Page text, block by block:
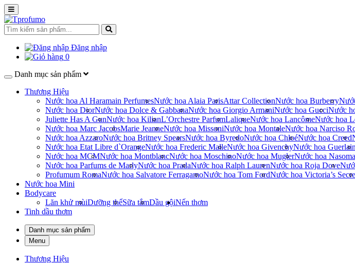
Đăng nhập
0
Danh mục sản phẩm
Thương Hiệu
Nước hoa Al Haramain PerfumesNước hoa Alaia ParisAttar CollectionNước hoa Burberry
Nước hoa DiorNước hoa Dolce & GabbanaNước hoa Giorgio ArmaniNước hoa GucciNước
Juliette Has A GunNước hoa KilianL’Orchestre ParfumLaliqueNước hoa LancômeNước hoa
Nước hoa Marc JacobsMarie JeanneNước hoa MissoniNước hoa MontaleNước hoa Narciso
Nước hoa AzzaroNước hoa Britney SpearsNước hoa ByredoNước hoa ChloéNước hoa Creed
Nước hoa Etat Libre d`OrangeNước hoa Frederic MalleNước hoa GivenchyNước hoa Guerlain
Nước hoa MCMNước hoa MontblancNước hoa MoschinoNước hoa MuglerNước hoa
Nước hoa Parfums de MarlyNước hoa PradaNước hoa Ralph LaurenNước hoa Roja Dove
Profumum RomaNước hoa Salvatore FerragamoNước hoa Tom FordNước hoa Victoria’s
Nước hoa Mini
Bodycare
Lăn khử mùiDưỡng thểSữa tắmDầu gộiNến thơm
Tinh dầu thơm
Danh mục sản phẩm
Menu
Thương Hiệu